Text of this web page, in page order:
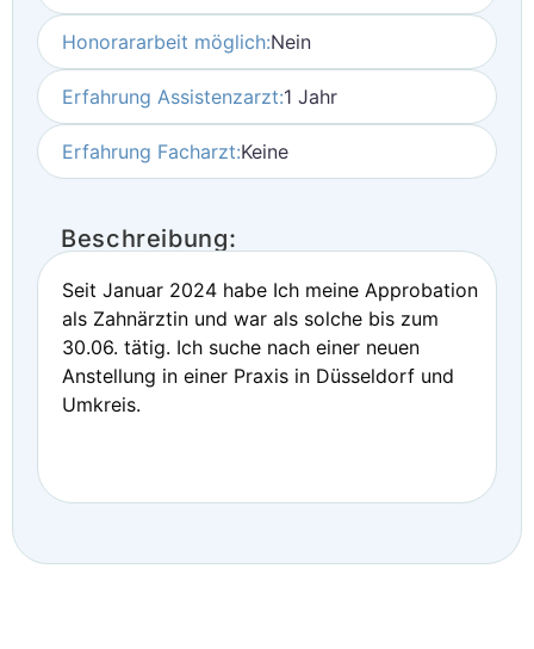
Honorararbeit möglich:Nein
Erfahrung Assistenzarzt:1 Jahr
Erfahrung Facharzt:Keine
Beschreibung:
Seit Januar 2024 habe Ich meine Approbation
als Zahnärztin und war als solche bis zum
30.06. tätig. Ich suche nach einer neuen
Anstellung in einer Praxis in Düsseldorf und
Umkreis.